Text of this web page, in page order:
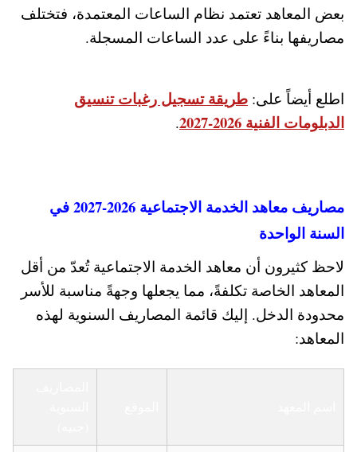
بعض المعاهد تعتمد نظام الساعات المعتمدة، فتختلف
مصاريفها بناءً على عدد الساعات المسجلة.
اطلع أيضاً على: طريقة تسجيل رغبات تنسيق
الدبلومات الفنية 2026-2027
.
مصاريف معاهد الخدمة الاجتماعية 2026-2027 في
السنة الواحدة
لاحظ كثيرون أن معاهد الخدمة الاجتماعية تُعدّ من أقل
المعاهد الخاصة تكلفةً، مما يجعلها وجهةً مناسبة للأسر
محدودة الدخل. إليك قائمة المصاريف السنوية لهذه
المعاهد: